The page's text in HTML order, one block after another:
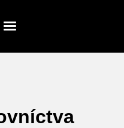
Humanet